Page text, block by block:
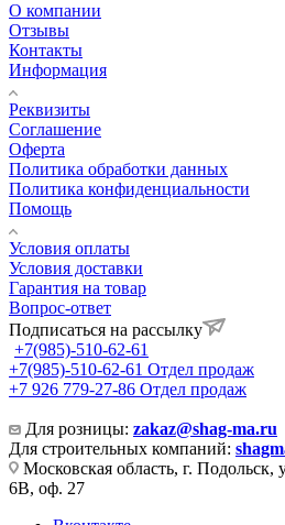
О компании
Отзывы
Контакты
Информация
Реквизиты
Соглашение
Оферта
Политика обработки данных
Политика конфиденциальности
Помощь
Условия оплаты
Условия доставки
Гарантия на товар
Вопрос-ответ
Подписаться на рассылку
+7(985)-510-62-61
+7(985)-510-62-61 Отдел продаж
‪+7 926 779-27-86‬ Отдел продаж
Для розницы: zakaz@shag-ma.ru
Для строительных компаний:
Московская область, г. Подольск,
6В, оф. 27